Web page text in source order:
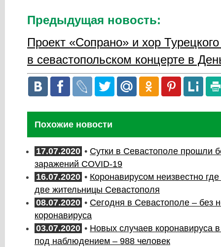
Предыдущая новость:
Проект «Сопрано» и хор
в севастопольском концерте в
Похожие новости
17.07.2020 • Сутки в Севастополе прошли
заражений COVID-19
16.07.2020 • Коронавирусом неизвестно
две жительницы Севастополя
08.07.2020 • Сегодня в Севастополе – без
коронавируса
03.07.2020 • Новых случаев коронавируса
под наблюдением – 988 человек